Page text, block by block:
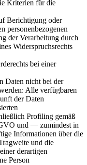
Kriterien für die
Berichtigung oder
personenbezogenen
der Verarbeitung durch
Widerspruchsrechts
bei einer
Daten nicht bei der
Alle verfügbaren
der Daten
Profiling gemäß
und — zumindest in
Informationen über die
und die
derartigen
Person